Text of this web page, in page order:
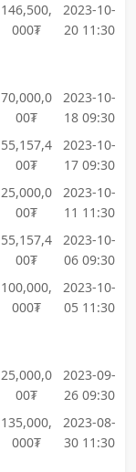
146,500,
000₮
2023-10-
20 11:30
70,000,0
00₮
2023-10-
18 09:30
55,157,4
00₮
2023-10-
17 09:30
25,000,0
00₮
2023-10-
11 11:30
55,157,4
00₮
2023-10-
06 09:30
100,000,
000₮
2023-10-
05 11:30
25,000,0
00₮
2023-09-
26 09:30
135,000,
000₮
2023-08-
30 11:30